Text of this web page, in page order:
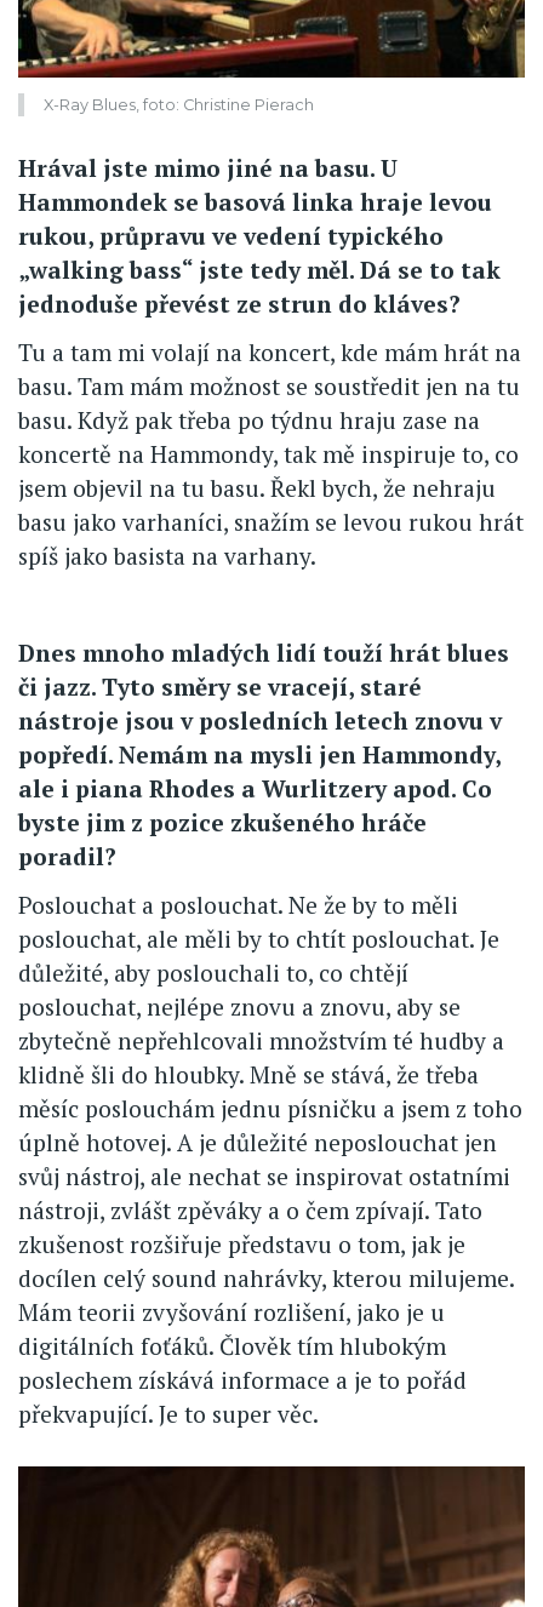
X-Ray Blues, foto: Christine Pierach
Hrával jste mimo jiné na basu. U
Hammondek se basová linka hraje levou
rukou, průpravu ve vedení typického
„walking bass“ jste tedy měl. Dá se to tak
jednoduše převést ze strun do kláves?
Tu a tam mi volají na koncert, kde mám hrát na
basu. Tam mám možnost se soustředit jen na tu
basu. Když pak třeba po týdnu hraju zase na
koncertě na Hammondy, tak mě inspiruje to, co
jsem objevil na tu basu. Řekl bych, že nehraju
basu jako varhaníci, snažím se levou rukou hrát
spíš jako basista na varhany.
Dnes mnoho mladých lidí touží hrát blues
či jazz. Tyto směry se vracejí, staré
nástroje jsou v posledních letech znovu v
popředí. Nemám na mysli jen Hammondy,
ale i piana Rhodes a Wurlitzery apod. Co
byste jim z pozice zkušeného hráče
poradil?
Poslouchat a poslouchat. Ne že by to měli
poslouchat, ale měli by to chtít poslouchat. Je
důležité, aby poslouchali to, co chtějí
poslouchat, nejlépe znovu a znovu, aby se
zbytečně nepřehlcovali množstvím té hudby a
klidně šli do hloubky. Mně se stává, že třeba
měsíc poslouchám jednu písničku a jsem z toho
úplně hotovej. A je důležité neposlouchat jen
svůj nástroj, ale nechat se inspirovat ostatními
nástroji, zvlášt zpěváky a o čem zpívají. Tato
zkušenost rozšiřuje představu o tom, jak je
docílen celý sound nahrávky, kterou milujeme.
Mám teorii zvyšování rozlišení, jako je u
digitálních foťáků. Člověk tím hlubokým
poslechem získává informace a je to pořád
překvapující. Je to super věc.